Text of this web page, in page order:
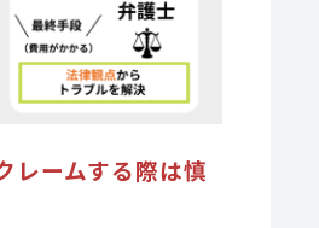
レームする際は慎